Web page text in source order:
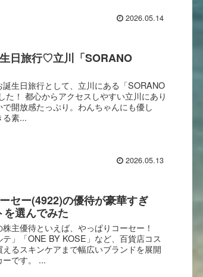
2026.05.14
日旅行♡立川「SORANO
生日旅行として、立川にある「SORANO
た！ 都心からアクセスしやすい立川にあり
開放感たっぷり。わんちゃんにも優し
る素...
2026.05.13
セー(4922)の優待が豪華すぎ
選んでみた
主優待といえば、やっぱりコーセー！
テ」「ONE BY KOSE」など、百貨店コス
るスキンケアまで幅広いブランドを展開
ーです。 ...